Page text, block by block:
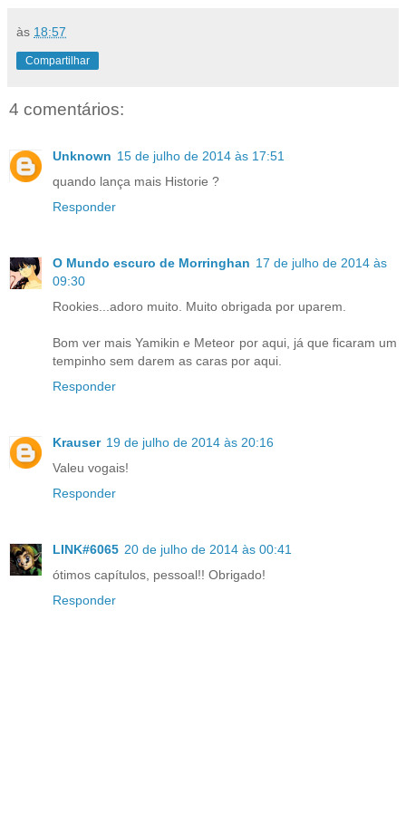
às 18:57
Compartilhar
4 comentários:
Unknown 15 de julho de 2014 às 17:51
quando lança mais Historie ?
Responder
O Mundo escuro de Morringhan 17 de julho de 2014 às
09:30
Rookies...adoro muito. Muito obrigada por uparem.
Bom ver mais Yamikin e Meteor por aqui, já que ficaram um
tempinho sem darem as caras por aqui.
Responder
Krauser 19 de julho de 2014 às 20:16
Valeu vogais!
Responder
LINK#6065 20 de julho de 2014 às 00:41
ótimos capítulos, pessoal!! Obrigado!
Responder